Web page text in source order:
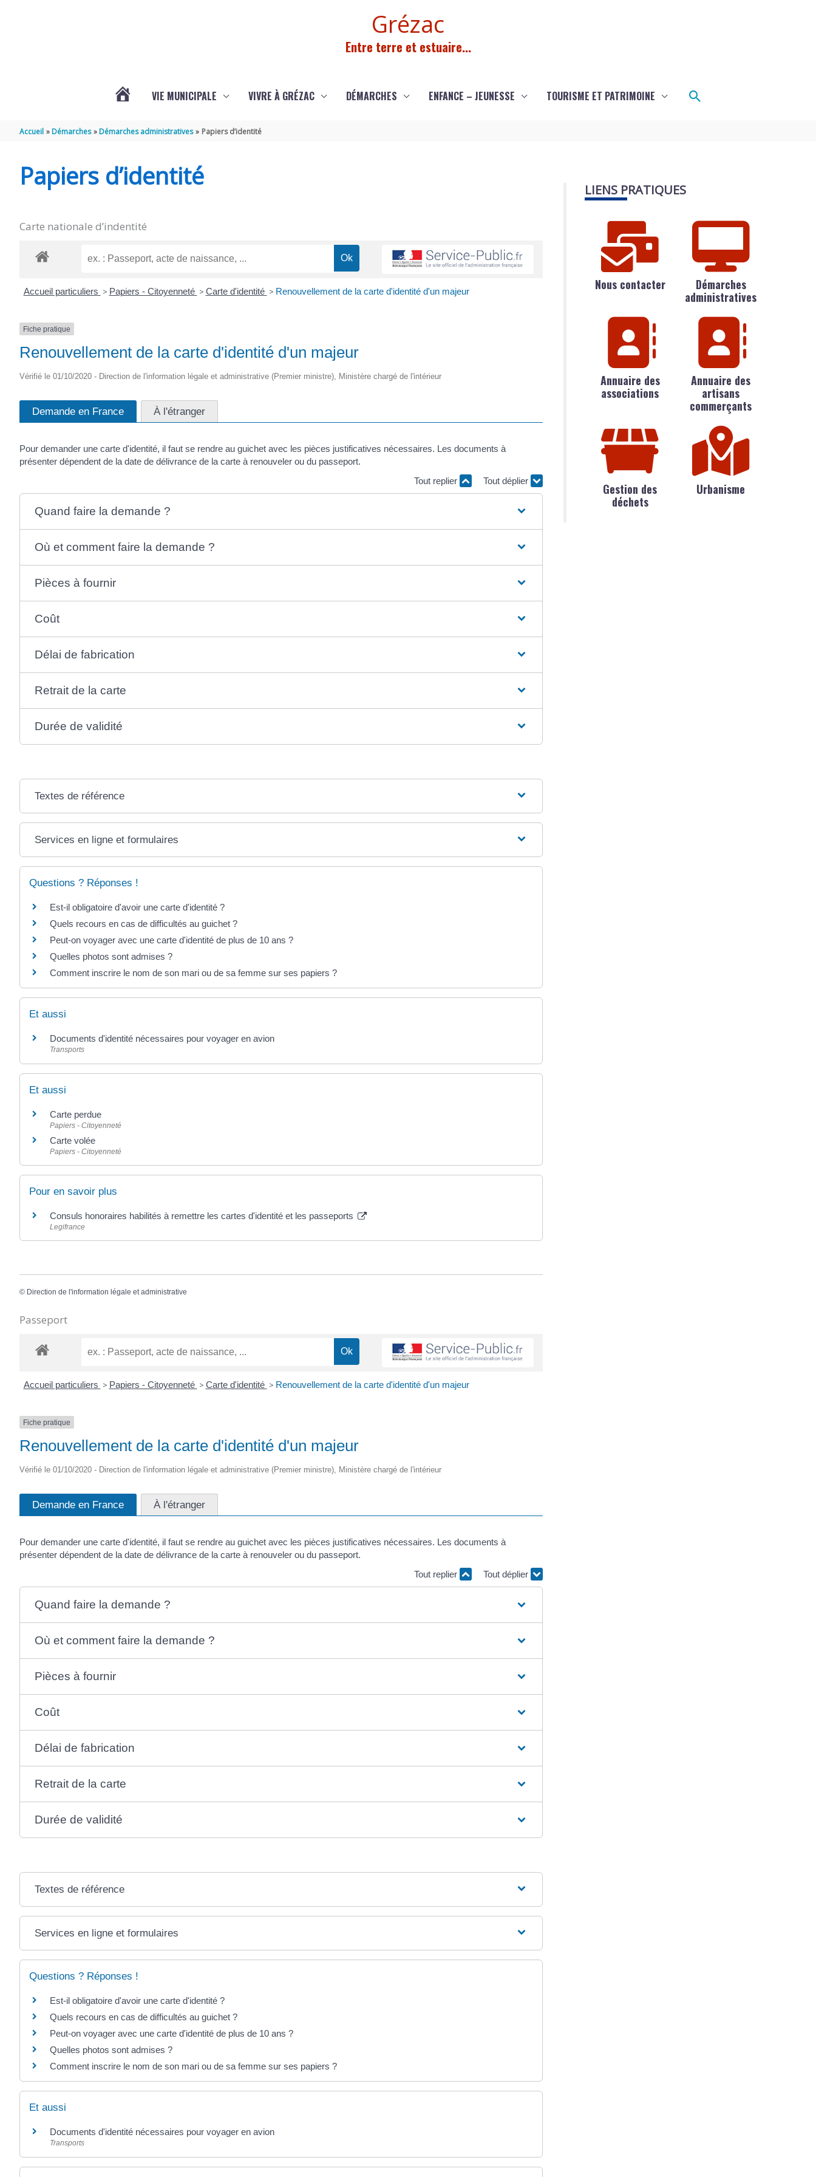
Grézac
Entre terre et estuaire...
VIE MUNICIPALE VIVRE À GRÉZAC DÉMARCHES ENFANCE – JEUNESSE TOURISME ET PATRIMOINE Rechercher
Accueil Démarches Démarches administratives Papiers d’identité
Papiers d’identité
Carte nationale d’indentité
Accueil particuliers > Papiers - Citoyenneté > Carte d'identité > Renouvellement de la carte d'identité d'un majeur
Fiche pratique
Renouvellement de la carte d'identité d'un majeur
Vérifié le 01/10/2020 - Direction de l'information légale et administrative (Premier ministre), Ministère chargé de l'intérieur
Demande en France À l'étranger
Pour demander une carte d'identité, il faut se rendre au guichet avec les pièces justificatives nécessaires. Les documents à
présenter dépendent de la date de délivrance de la carte à renouveler ou du passeport.
Tout replier
Tout déplier
Quand faire la demande ?
Où et comment faire la demande ?
Pièces à fournir
Coût
Délai de fabrication
Retrait de la carte
Durée de validité
Textes de référence
Services en ligne et formulaires
Questions ? Réponses !
Est-il obligatoire d'avoir une carte d'identité ?
Quels recours en cas de difficultés au guichet ?
Peut-on voyager avec une carte d'identité de plus de 10 ans ?
Quelles photos sont admises ?
Comment inscrire le nom de son mari ou de sa femme sur ses papiers ?
Et aussi
Documents d'identité nécessaires pour voyager en avion
Transports
Et aussi
Carte perdue
Papiers - Citoyenneté
Carte volée
Papiers - Citoyenneté
Pour en savoir plus
Consuls honoraires habilités à remettre les cartes d'identité et les passeports
Legifrance
© Direction de l'information légale et administrative
Passeport
Accueil particuliers > Papiers - Citoyenneté > Carte d'identité > Renouvellement de la carte d'identité d'un majeur
Fiche pratique
Renouvellement de la carte d'identité d'un majeur
Vérifié le 01/10/2020 - Direction de l'information légale et administrative (Premier ministre), Ministère chargé de l'intérieur
Demande en France À l'étranger
Pour demander une carte d'identité, il faut se rendre au guichet avec les pièces justificatives nécessaires. Les documents à
présenter dépendent de la date de délivrance de la carte à renouveler ou du passeport.
Tout replier
Tout déplier
Quand faire la demande ?
Où et comment faire la demande ?
Pièces à fournir
Coût
Délai de fabrication
Retrait de la carte
Durée de validité
Textes de référence
Services en ligne et formulaires
Questions ? Réponses !
Est-il obligatoire d'avoir une carte d'identité ?
Quels recours en cas de difficultés au guichet ?
Peut-on voyager avec une carte d'identité de plus de 10 ans ?
Quelles photos sont admises ?
Comment inscrire le nom de son mari ou de sa femme sur ses papiers ?
Et aussi
Documents d'identité nécessaires pour voyager en avion
Transports
LIENS PRATIQUES
Nous contacter
Démarches
administratives
Annuaire des
associations
Annuaire des
artisans
commerçants
Gestion des
déchets
Urbanisme